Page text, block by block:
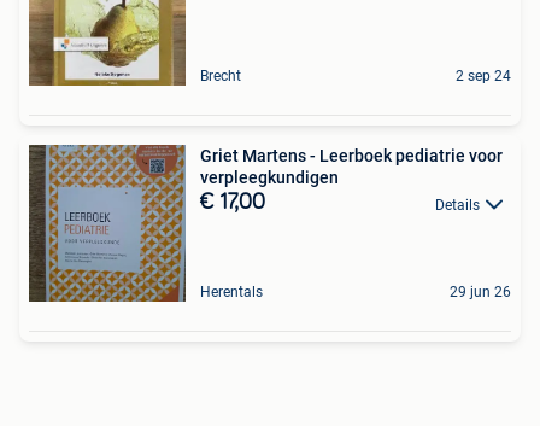
Brecht 2 sep 24
Griet Martens - Leerboek pediatrie voor
verpleegkundigen
€ 17,00 Details
Herentals 29 jun 26